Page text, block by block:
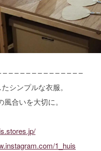
– – – – – – – – – – – – –
シンプルな衣服。
合いを大切に。
1_huis